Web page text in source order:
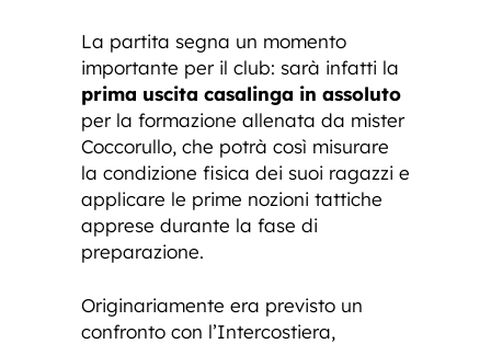
La partita segna un momento
importante per il club: sarà infatti la
prima uscita casalinga in assoluto
per la formazione allenata da mister
Coccorullo, che potrà così misurare
la condizione fisica dei suoi ragazzi e
applicare le prime nozioni tattiche
apprese durante la fase di
preparazione.
Originariamente era previsto un
confronto con l’Intercostiera,